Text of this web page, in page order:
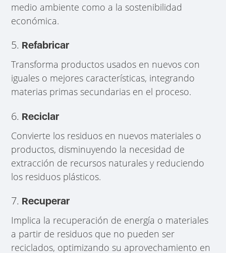
medio ambiente como a la sostenibilidad
económica.
5. Refabricar
Transforma productos usados en nuevos con
iguales o mejores características, integrando
materias primas secundarias en el proceso.
6. Reciclar
Convierte los residuos en nuevos materiales o
productos, disminuyendo la necesidad de
extracción de recursos naturales y reduciendo
los residuos plásticos.
7. Recuperar
Implica la recuperación de energía o materiales
a partir de residuos que no pueden ser
reciclados, optimizando su aprovechamiento en